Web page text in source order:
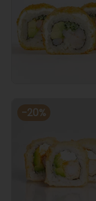
-20%